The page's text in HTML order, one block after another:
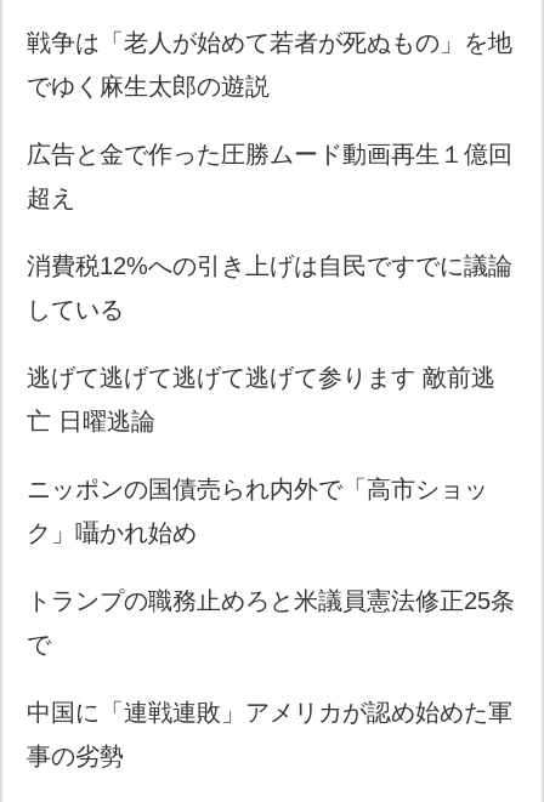
戦争は「老人が始めて若者が死ぬもの」を地
でゆく麻生太郎の遊説
広告と金で作った圧勝ムード動画再生１億回
超え
消費税12%への引き上げは自民ですでに議論
している
逃げて逃げて逃げて逃げて参ります 敵前逃
亡 日曜逃論
ニッポンの国債売られ内外で「高市ショッ
ク」囁かれ始め
トランプの職務止めろと米議員憲法修正25条
で
中国に「連戦連敗」アメリカが認め始めた軍
事の劣勢